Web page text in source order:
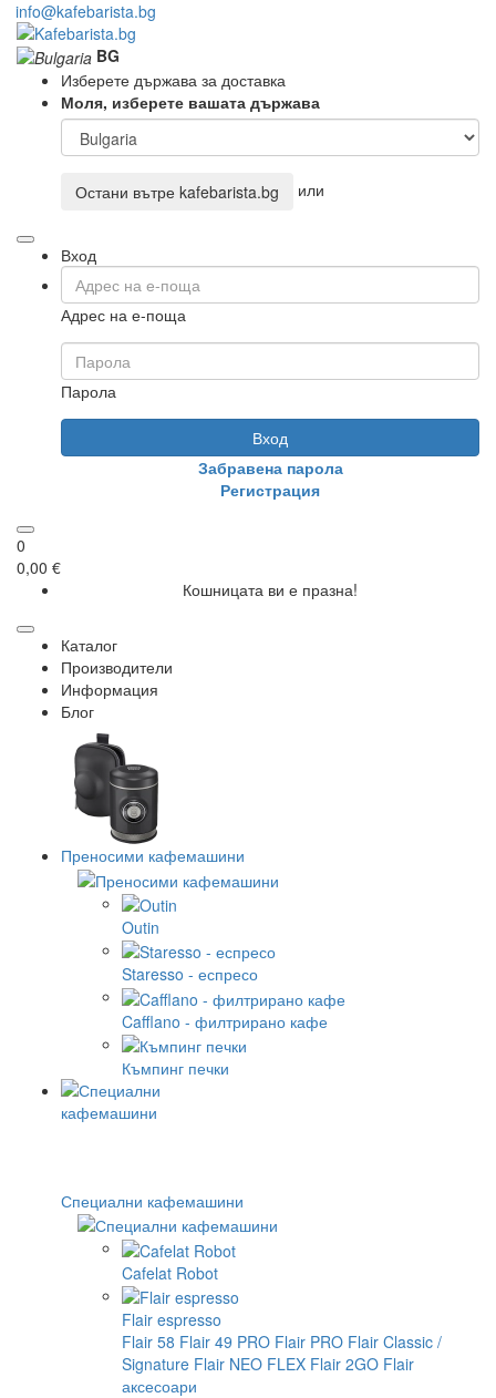
info@kafebarista.bg
BG
Изберете държава за доставка
Моля, изберете вашата държава
Остани вътре kafebarista.bg или
Вход
Адрес на е-поща
Парола
Вход
Забравена парола
Регистрация
0
0,00 €
Кошницата ви е празна!
Каталог
Производители
Информация
Блог
Преносими кафемашини
Outin
Staresso - еспресо
Cafflano - филтрирано кафе
Къмпинг печки
Специални кафемашини
Cafelat Robot
Flair espresso
Flair 58 Flair 49 PRO Flair PRO Flair Classic /
Signature Flair NEO FLEX Flair 2GO Flair
аксесоари